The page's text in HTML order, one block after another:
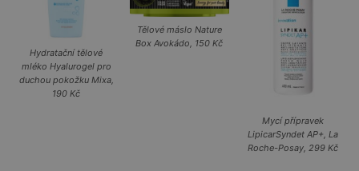
Hydratační tělové
mléko Hyalurogel pro
duchou pokožku Mixa,
190 Kč
Tělové máslo Nature
Box Avokádo, 150 Kč
Mycí přípravek
LipicarSyndet AP+, La
Roche-Posay, 299 Kč